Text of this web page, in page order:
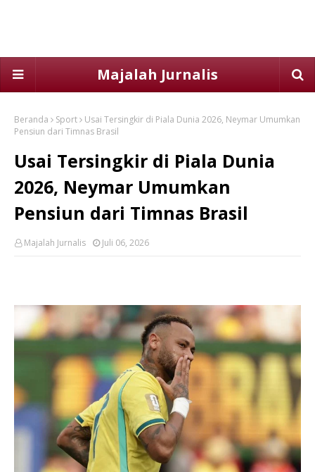
Majalah Jurnalis
Beranda Sport
Usai Tersingkir di Piala Dunia 2026, Neymar Umumkan
Pensiun dari Timnas Brasil
Usai Tersingkir di Piala Dunia
2026, Neymar Umumkan
Pensiun dari Timnas Brasil
Majalah Jurnalis Juli 06, 2026